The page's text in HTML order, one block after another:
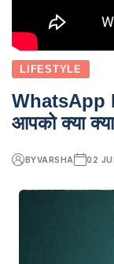
LIFESTYLE
WhatsApp
आपको क्या
BYVARSHA 02